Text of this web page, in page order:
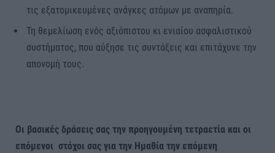
τις εξατομικευμένες ανάγκες ατόμων με αναπηρία.
Τη θεμελίωση ενός αξιόπιστου κι ενιαίου ασφαλιστικού
συστήματος, που αύξησε τις συντάξεις και επιτάχυνε την
απονομή τους.
Οι βασικές δράσεις σας την προηγουμένη τετραετία και οι
επόμενοι στόχοι σας για την Ημαθία την επόμενη